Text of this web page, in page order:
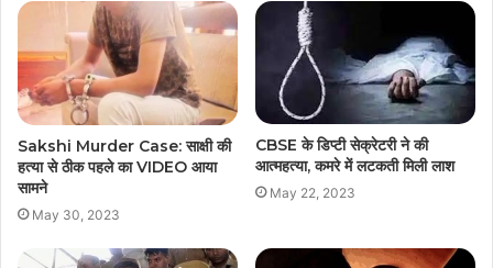
Sakshi Murder Case: साक्षी की
हत्या से ठीक पहले का VIDEO आया
सामने
May 30, 2023
CBSE के डिप्टी सेक्रेटरी ने की
आत्महत्या, कमरे में लटकती मिली लाश
May 22, 2023